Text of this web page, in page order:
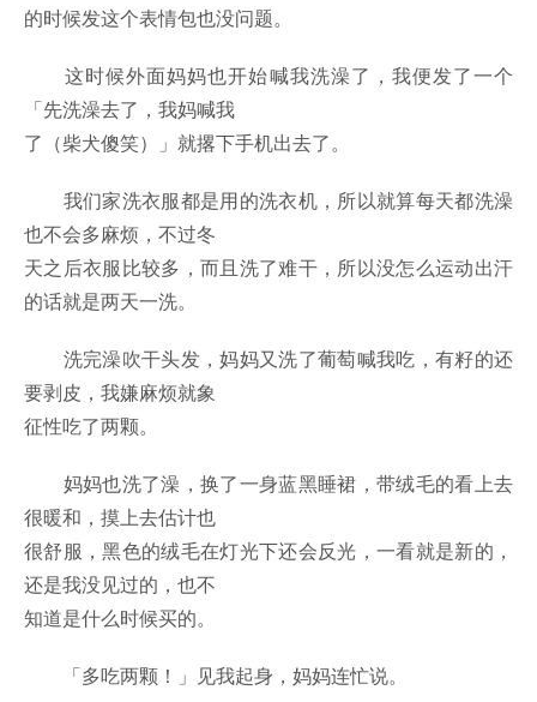
的时候发这个表情包也没问题。
这时候外面妈妈也开始喊我洗澡了，我便发了一个
「先洗澡去了，我妈喊我
了（柴犬傻笑）」就撂下手机出去了。
我们家洗衣服都是用的洗衣机，所以就算每天都洗澡
也不会多麻烦，不过冬
天之后衣服比较多，而且洗了难干，所以没怎么运动出汗
的话就是两天一洗。
洗完澡吹干头发，妈妈又洗了葡萄喊我吃，有籽的还
要剥皮，我嫌麻烦就象
征性吃了两颗。
妈妈也洗了澡，换了一身蓝黑睡裙，带绒毛的看上去
很暖和，摸上去估计也
很舒服，黑色的绒毛在灯光下还会反光，一看就是新的，
还是我没见过的，也不
知道是什么时候买的。
「多吃两颗！」见我起身，妈妈连忙说。